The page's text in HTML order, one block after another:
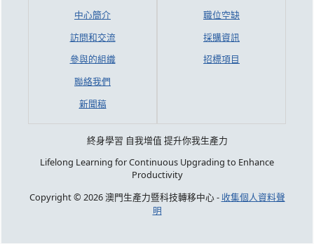
中心簡介
訪問和交流
參與的組織
聯絡我們
新聞稿
職位空缺
採購資訊
招標項目
終身學習 自我增值 提升你我生產力
Lifelong Learning for Continuous Upgrading to Enhance
Productivity
Copyright © 2026 澳門生產力暨科技轉移中心 - 收集個人資料聲
明